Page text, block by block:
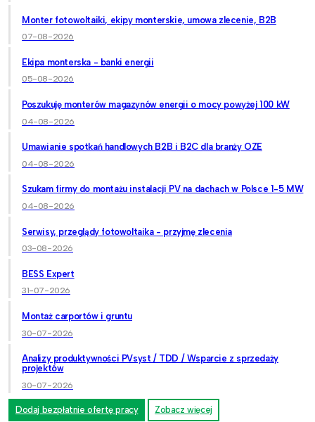
Monter fotowoltaiki, ekipy monterskie, umowa zlecenie, B2B
07-08-2026
Ekipa monterska - banki energii
05-08-2026
Poszukuję monterów magazynów energii o mocy powyżej 100 kW
04-08-2026
Umawianie spotkań handlowych B2B i B2C dla branży OZE
04-08-2026
Szukam firmy do montażu instalacji PV na dachach w Polsce 1-5 MW
04-08-2026
Serwisy, przeglądy fotowoltaika - przyjmę zlecenia
03-08-2026
BESS Expert
31-07-2026
Montaż carportów i gruntu
30-07-2026
Analizy produktywności PVsyst / TDD / Wsparcie z sprzedaży
projektów
30-07-2026
Dodaj bezpłatnie ofertę pracy Zobacz więcej